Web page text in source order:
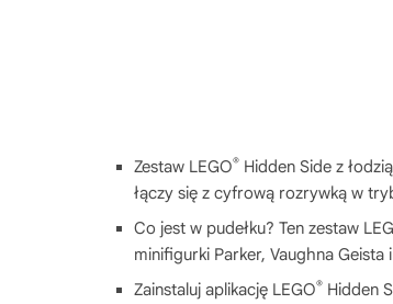
Zestaw LEGO® Hidden Side z
łączy się z cyfrową rozrywką w
Co jest w pudełku? Ten zestaw
minifigurki Parker, Vaughna
Zainstaluj aplikację LEGO® Hidden